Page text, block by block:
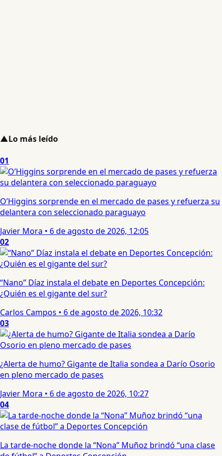
▲Lo más leído
01
O’Higgins sorprende en el mercado de pases y refuerza su
delantera con seleccionado paraguayo
Javier Mora • 6 de agosto de 2026, 12:05
02
“Nano” Díaz instala el debate en Deportes Concepción:
¿Quién es el gigante del sur?
Carlos Campos • 6 de agosto de 2026, 10:32
03
¿Alerta de humo? Gigante de Italia sondea a Darío Osorio
en pleno mercado de pases
Javier Mora • 6 de agosto de 2026, 10:27
04
La tarde-noche donde la “Nona” Muñoz brindó “una clase